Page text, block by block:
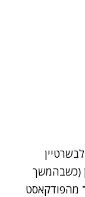
(כשבהמשך
מהפודקאסט